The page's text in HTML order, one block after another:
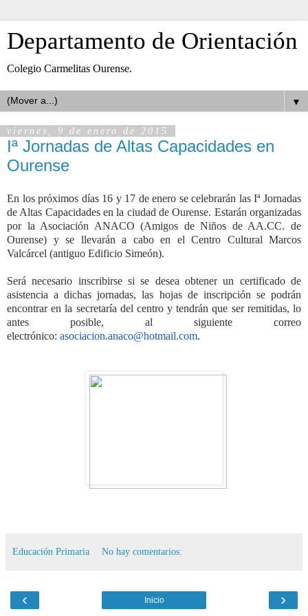
Departamento de Orientación
Colegio Carmelitas Ourense.
▼
viernes, 9 de enero de 2015
Iª Jornadas de Altas Capacidades en
Ourense
En los próximos días 16 y 17 de enero se celebrarán las Iª Jornadas
de Altas Capacidades en la ciudad de Ourense. Estarán organizadas
por la Asociación ANACO (Amigos de Niños de AA.CC. de
Ourense) y se llevarán a cabo en el Centro Cultural Marcos
Valcárcel (antiguo Edificio Simeón).
Será necesario inscribirse si se desea obtener un certificado de
asistencia a dichas jornadas, las hojas de inscripción se podrán
encontrar en la secretaría del centro y tendrán que ser remitidas, lo
antes posible, al siguiente correo
electrónico: asociacion.anaco@hotmail.com.
Educación Primaria No hay comentarios:
‹ ›
Inicio